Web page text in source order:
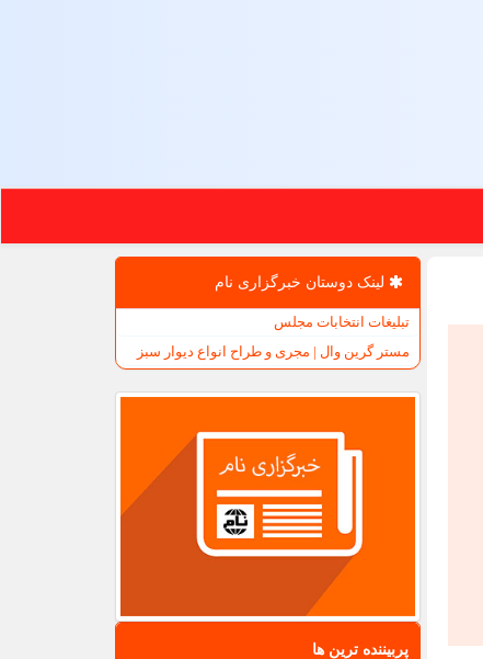
لینک دوستان خبرگزاری نام
تبلیغات انتخابات مجلس
مستر گرین وال | مجری و طراح انواع دیوار سبز
پربیننده ترین ها